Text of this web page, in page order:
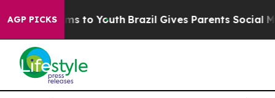
AGP PICKS
Harms to Youth Brazil Gives Parents Social